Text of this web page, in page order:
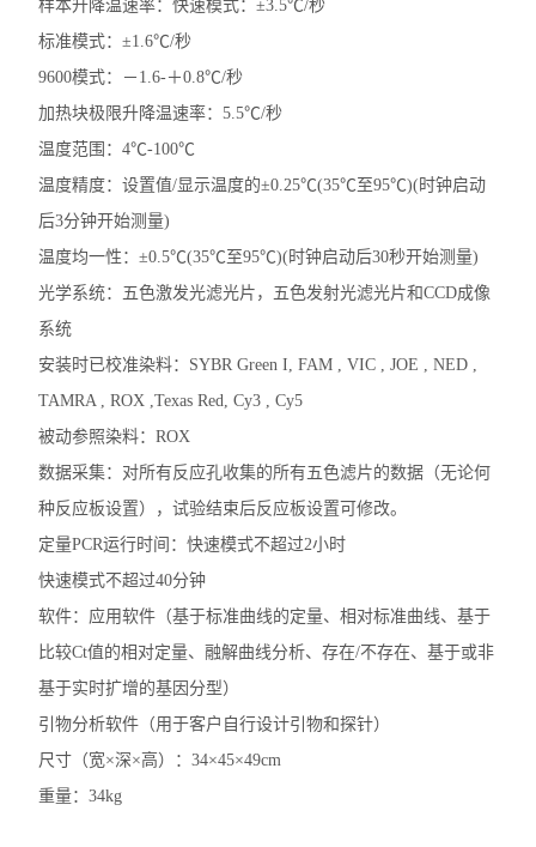
样本升降温速率：快速模式：±3.5℃/秒
标准模式：±1.6℃/秒
9600模式：－1.6-＋0.8℃/秒
加热块极限升降温速率：5.5℃/秒
温度范围：4℃-100℃
温度精度：设置值/显示温度的±0.25℃(35℃至95℃)(时钟启动
后3分钟开始测量)
温度均一性：±0.5℃(35℃至95℃)(时钟启动后30秒开始测量)
光学系统：五色激发光滤光片，五色发射光滤光片和CCD成像
系统
安装时已校准染料：SYBR Green I, FAM , VIC , JOE , NED ,
TAMRA , ROX ,Texas Red, Cy3 , Cy5
被动参照染料：ROX
数据采集：对所有反应孔收集的所有五色滤片的数据（无论何
种反应板设置），试验结束后反应板设置可修改。
定量PCR运行时间：快速模式不超过2小时
快速模式不超过40分钟
软件：应用软件（基于标准曲线的定量、相对标准曲线、基于
比较Ct值的相对定量、融解曲线分析、存在/不存在、基于或非
基于实时扩增的基因分型）
引物分析软件（用于客户自行设计引物和探针）
尺寸（宽×深×高）：34×45×49cm
重量：34kg